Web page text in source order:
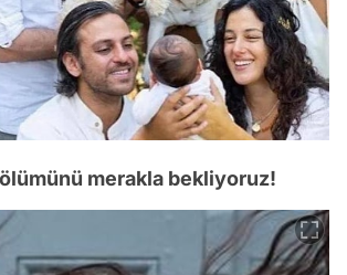
merakla bekliyoruz!